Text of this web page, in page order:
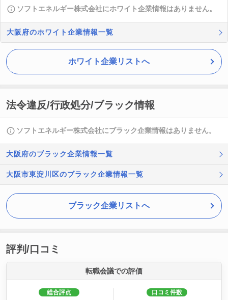
ソフトエネルギー株式会社にホワイト企業情報はありません。
大阪府のホワイト企業情報一覧
ホワイト企業リストへ
法令違反/行政処分/ブラック情報
ソフトエネルギー株式会社にブラック企業情報はありません。
大阪府のブラック企業情報一覧
大阪市東淀川区のブラック企業情報一覧
ブラック企業リストへ
評判/口コミ
転職会議での評価
総合評点 口コミ件数